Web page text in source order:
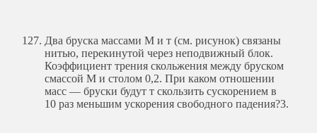
Два бруска массами М и т (см. рисунок) связаны
нитью, перекинутой через неподвижный блок.
Коэффициент трения скольжения между бруском
смассой М и столом 0,2. При каком отношении
масс — бруски будут т скользить сускорением в
10 раз меньшим ускорения свободного падения?3.